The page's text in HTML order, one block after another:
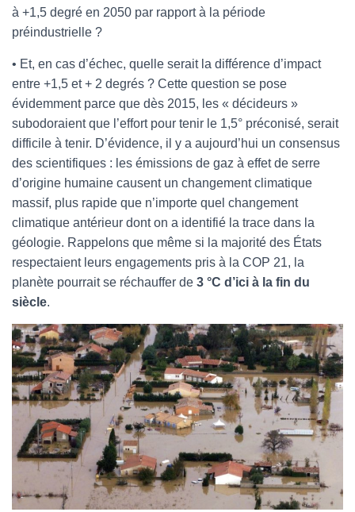
à +1,5 degré en 2050 par rapport à la période
préindustrielle ?
• Et, en cas d’échec, quelle serait la différence d’impact
entre +1,5 et + 2 degrés ? Cette question se pose
évidemment parce que dès 2015, les « décideurs »
subodoraient que l’effort pour tenir le 1,5° préconisé, serait
difficile à tenir. D’évidence, il y a aujourd’hui un consensus
des scientifiques : les émissions de gaz à effet de serre
d’origine humaine causent un changement climatique
massif, plus rapide que n’importe quel changement
climatique antérieur dont on a identifié la trace dans la
géologie. Rappelons que même si la majorité des États
respectaient leurs engagements pris à la COP 21, la
planète pourrait se réchauffer de 3 °C d’ici à la fin du
siècle.